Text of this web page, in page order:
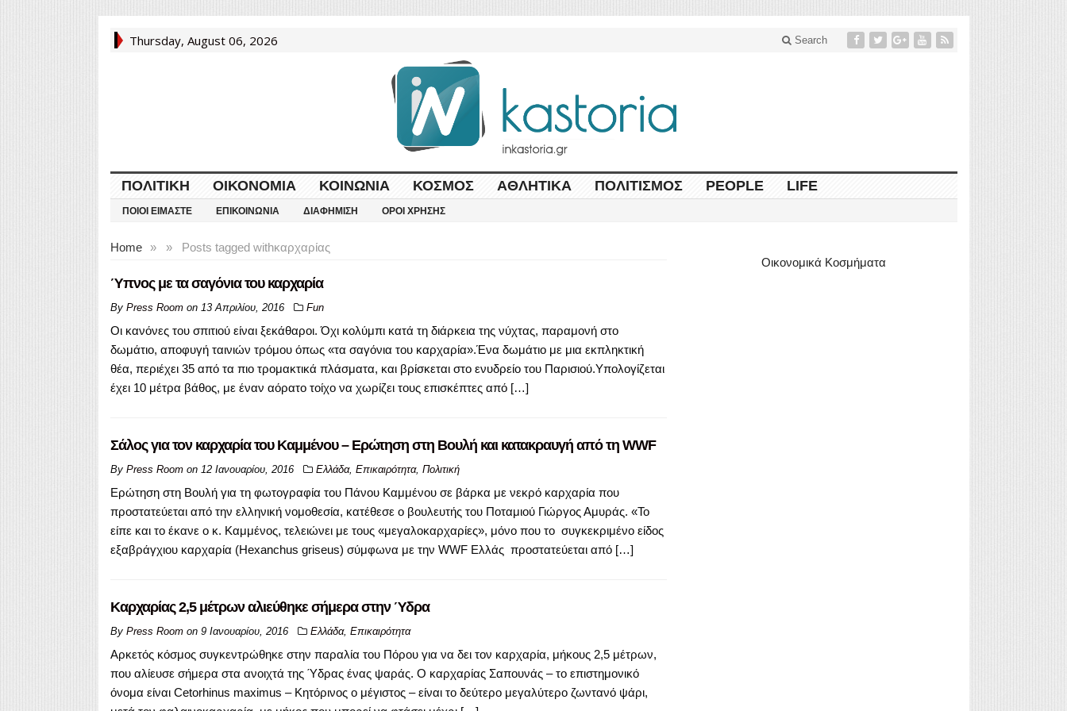
Thursday, August 06, 2026 Search
ΠΟΛΙΤΙΚΉ ΟΙΚΟΝΟΜΊΑ ΚΟΙΝΩΝΊΑ ΚΌΣΜΟΣ ΑΘΛΗΤΙΚΆ ΠΟΛΙΤΙΣΜΌΣ PEOPLE LIFE
ΠΟΙΟΙ ΕΊΜΑΣΤΕ ΕΠΙΚΟΙΝΩΝΊΑ ΔΙΑΦΉΜΙΣΗ ΌΡΟΙ ΧΡΉΣΗΣ
Home » Posts tagged with
» καρχαρίας
Ύπνος με τα σαγόνια του καρχαρία
By Press Roomon 13 Απριλίου, 2016 Fun
Οι κανόνες του σπιτιού είναι ξεκάθαροι. Όχι κολύμπι κατά τη διάρκεια της νύχτας, παραμονή στο
δωμάτιο, αποφυγή ταινιών τρόμου όπως «τα σαγόνια του καρχαρία».Ένα δωμάτιο με μια εκπληκτική
θέα, περιέχει 35 από τα πιο τρομακτικά πλάσματα, και βρίσκεται στο ενυδρείο του Παρισιού.Υπολογίζεται
έχει 10 μέτρα βάθος, με έναν αόρατο τοίχο να χωρίζει τους επισκέπτες από […]
Σάλος για τον καρχαρία του Καμμένου – Ερώτηση στη Βουλή και κατακραυγή από τη WWF
By Press Roomon 12 Ιανουαρίου, 2016 Ελλάδα, Επικαιρότητα, Πολιτική
Ερώτηση στη Βουλή για τη φωτογραφία του Πάνου Καμμένου σε βάρκα με νεκρό καρχαρία που
προστατεύεται από την ελληνική νομοθεσία, κατέθεσε ο βουλευτής του Ποταμιού Γιώργος Αμυράς. «Το
είπε και το έκανε ο κ. Καμμένος, τελειώνει με τους «μεγαλοκαρχαρίες», μόνο που το συγκεκριμένο είδος
εξαβράγχιου καρχαρία (Hexanchus griseus) σύμφωνα με την WWF Ελλάς προστατεύεται από […]
Kαρχαρίας 2,5 μέτρων αλιεύθηκε σήμερα στην Ύδρα
By Press Roomon 9 Ιανουαρίου, 2016 Ελλάδα, Επικαιρότητα
Αρκετός κόσμος συγκεντρώθηκε στην παραλία του Πόρου για να δει τον καρχαρία, μήκους 2,5 μέτρων,
που αλίευσε σήμερα στα ανοιχτά της Ύδρας ένας ψαράς. Ο καρχαρίας Σαπουνάς – το επιστημονικό
όνομα είναι Cetorhinus maximus – Κητόρινος ο μέγιστος – είναι το δεύτερο μεγαλύτερο ζωντανό ψάρι,
Οικονομικά Κοσμήματα